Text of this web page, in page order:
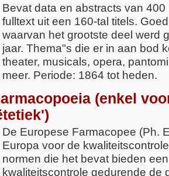
Bevat data en abstracts van
fulltext uit een 160-tal titels.
waarvan het grootste deel werd
jaar. Thema"s die er in aan bod
theater, musicals, opera,
meer. Periode: 1864 tot heden.
(enkel
De Europese Farmacopee (Ph.
Europa voor de
normen die het bevat bieden
kwaliteitscontrole gedurende de